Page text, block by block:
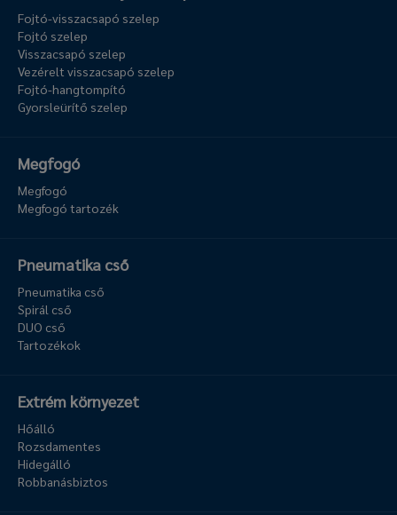
Fojtó-visszacsapó szelep
Fojtó szelep
Visszacsapó szelep
Vezérelt visszacsapó szelep
Fojtó-hangtompító
Gyorsleürítő szelep
Megfogó
Megfogó
Megfogó tartozék
Pneumatika cső
Pneumatika cső
Spirál cső
DUO cső
Tartozékok
Extrém környezet
Hőálló
Rozsdamentes
Hidegálló
Robbanásbiztos